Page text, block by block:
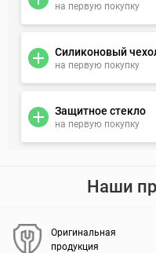
на первую покупку
Силиконовый
на первую покупку
Защитное стекло
на первую покупку
Наши
Оригинальная
продукция